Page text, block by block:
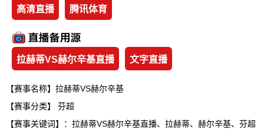
高清直播 腾讯体育
拉赫蒂VS赫尔辛基直播 文字直播
【赛事名称】拉赫蒂VS赫尔辛基
【赛事分类】 芬超
【赛事关键词】：拉赫蒂VS赫尔辛基直播、拉赫蒂、赫尔辛基、芬超